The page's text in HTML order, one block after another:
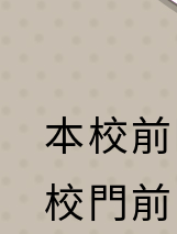
本校
校門